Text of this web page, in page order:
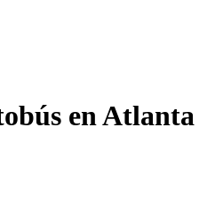
en Atlanta